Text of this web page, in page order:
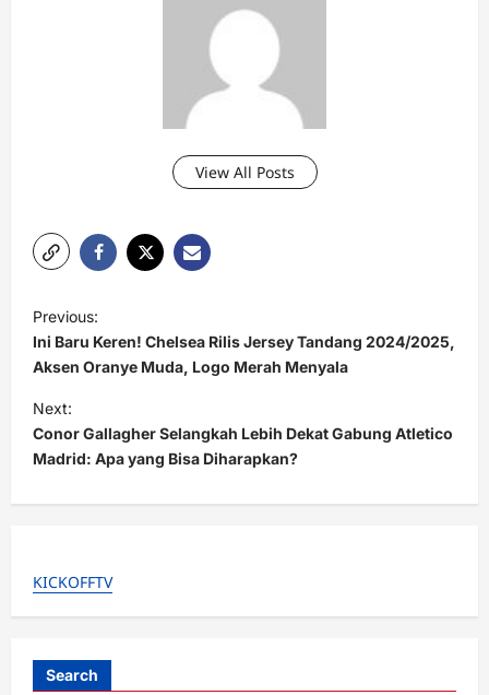
View All Posts
P
o
s
t
n
a
v
g
Previous:
Ini Baru Keren! Chelsea Rilis Jersey Tandang 2024/2025,
Aksen Oranye Muda, Logo Merah Menyala
Next:
Conor Gallagher Selangkah Lebih Dekat Gabung Atletico
Madrid: Apa yang Bisa Diharapkan?
KICKOFFTV
Search